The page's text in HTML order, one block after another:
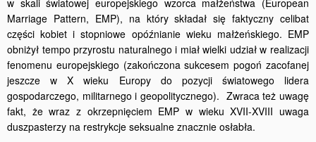
Marriage Pattern, EMP), na który składał się faktyczny celibat
części kobiet i stopniowe opóźnianie wieku małżeńskiego. EMP
obniżył tempo przyrostu naturalnego i miał wielki udział w realizacji
fenomenu europejskiego (zakończona sukcesem pogoń zacofanej
jeszcze w X wieku Europy do pozycji światowego lidera
gospodarczego, militarnego i geopolitycznego). Zwraca też uwagę
fakt, że wraz z okrzepnięciem EMP w wieku XVII-XVIII uwaga
duszpasterzy na restrykcje seksualne znacznie osłabła.